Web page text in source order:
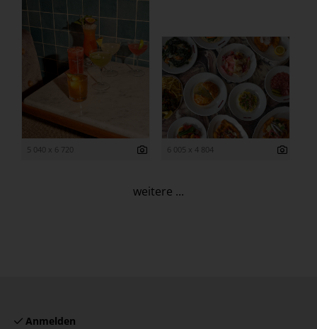
5 040 x 6 720 6 005 x 4 804
weitere ...
Anmelden